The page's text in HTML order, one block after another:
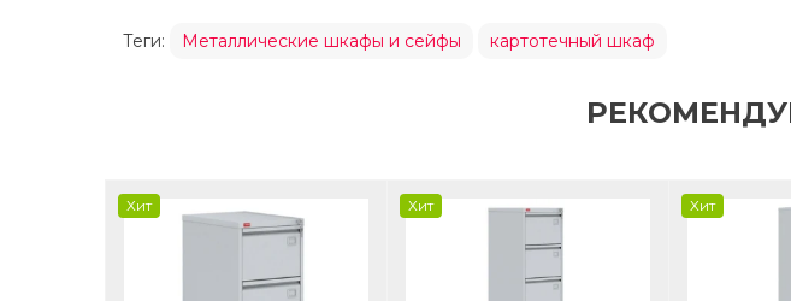
Теги: Металлические шкафы и сейфы картотечный шкаф
Хит Хит Хит